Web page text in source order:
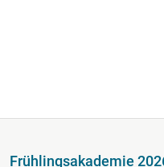
Fußzeile
Frühlingsakademie